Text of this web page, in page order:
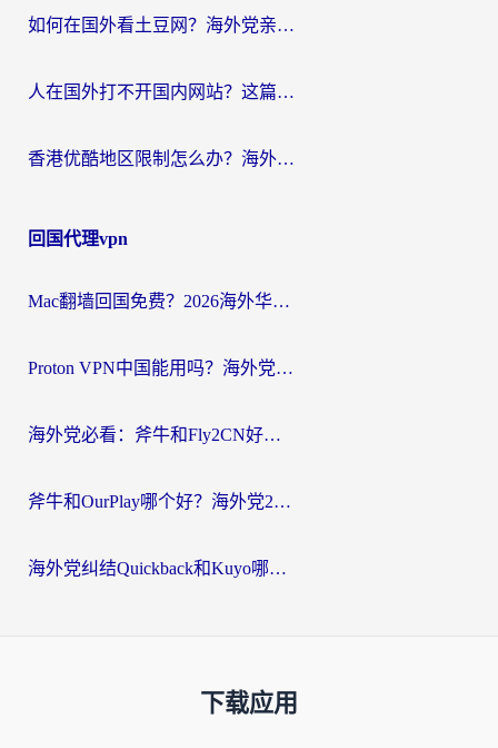
如何在国外看土豆网？海外党亲测有效的追剧加速器选择指南
人在国外打不开国内网站？这篇攻略帮你无缝解锁国内资源（附交管12123使用技巧）
香港优酷地区限制怎么办？海外党亲测有效的追剧解决方案
回国代理vpn
Mac翻墙回国免费？2026海外华人亲测：从CCTV5直播到国内APP，这样选加速器才靠谱
Proton VPN中国能用吗？海外党选回国加速器的避坑指南（附番茄加速器实测）
海外党必看：斧牛和Fly2CN好用吗？3招教你选对回国加速器（附免费试用攻略）
斧牛和OurPlay哪个好？海外党2026亲测：选对加速器，国内资源秒加载
海外党纠结Quickback和Kuyo哪个好？选对回国加速器才能无缝刷国内资源
下载应用